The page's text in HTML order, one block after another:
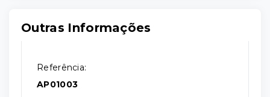
Outras Informações
Referência:
AP01003